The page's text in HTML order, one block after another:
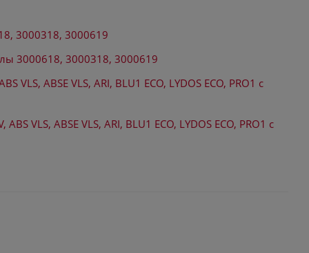
3000318, 3000619
3000618, 3000318, 3000619
VLS, ABSE VLS, ARI, BLU1 ECO, LYDOS ECO, PRO1 с
VLS, ABSE VLS, ARI, BLU1 ECO, LYDOS ECO, PRO1 с